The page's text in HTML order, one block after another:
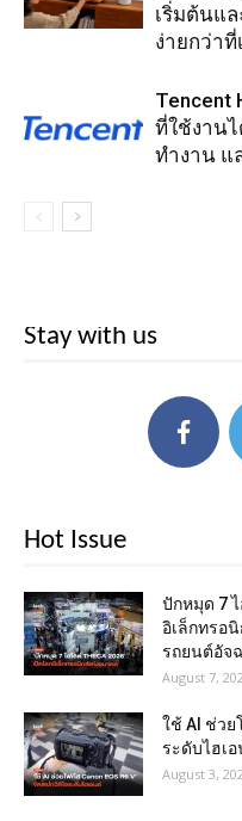
เริ่มต้นแล
ง่ายกว่าที่
Tencent
ที่ใช้งาน
ทำงาน แ
Stay with us
Hot Issue
ปักหมุด 7 ไ
อิเล็กทรอ
รถยนต์อัจ
August 7,
ใช้ AI ช่วย
ระดับไฮเ
August 3,